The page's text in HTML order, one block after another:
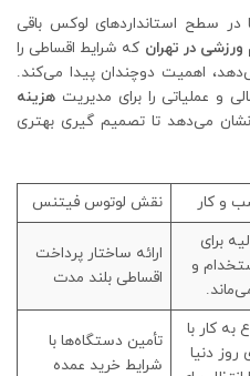
در سطح استانداردهای لوکس باقی
در تهران که شرایط اقساطی را
اهمیت دوچندان پیدا می‌کند.
و عملیاتی را برای مدیریت هزینه
می‌دهد تا تصمیم گیری بهتری
‌و کار نقش لوتوس فیتنس
برای
و
ارائه ساختار پرداخت
اقساطی بلند مدت
به کار با
دنیا
تأمین دستگاه‌ها با
شرایط خرید عمده